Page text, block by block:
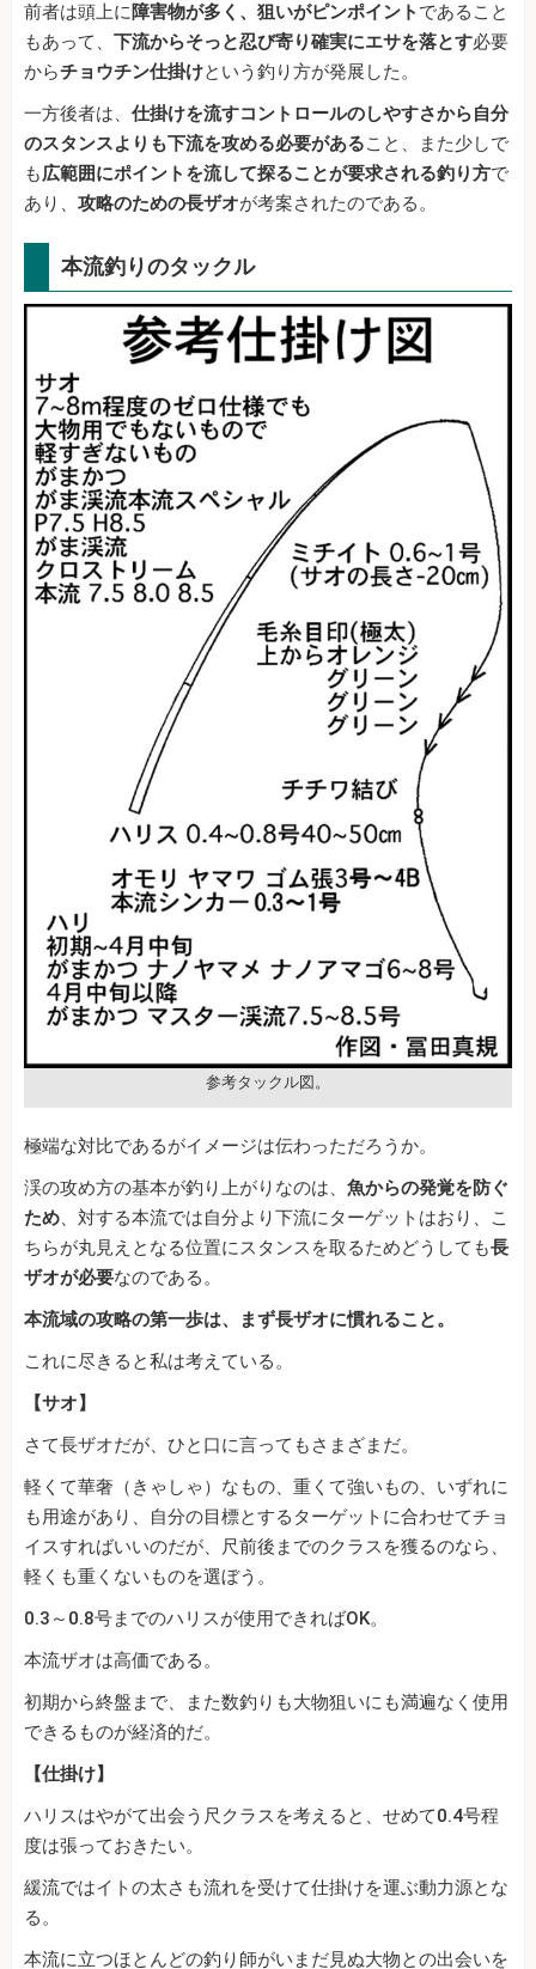
前者は頭上に障害物が多く、狙いがピンポイント であること
もあって、 下流からそっと忍び寄り確実にエサを落とす必要
からチョウチン仕掛けという釣り方が発展した。
一方後者は、 仕掛けを流すコントロールのしやすさから自分
のスタンスよりも下流を攻める必要があること、また少しで
も広範囲にポイントを流して探ることが要求される釣り方で
あり、 攻略のための長ザオが考案されたのである。
本流釣りのタックル
参考タックル図。
極端な対比であるがイメージは伝わっただろうか。
渓の攻め方の基本が釣り上がりなのは、 魚からの発覚を防ぐ
ため、対する本流では自分より下流にターゲットはおり、こ
ちらが丸見えとなる位置にスタンスを取るためどうしても長
ザオが必要なのである。
本流域の攻略の第一歩は、まず長ザオに慣れること。
これに尽きると私は考えている。
【サオ】
さて長ザオだが、ひと口に言ってもさまざまだ。
軽くて華奢（きゃしゃ）なもの、重くて強いもの、いずれに
も用途があり、自分の目標とするターゲットに合わせてチョ
イスすればいいのだが、尺前後までのクラスを獲るのなら、
軽くも重くないものを選ぼう。
0.3～0.8号までのハリスが使用できればOK。
本流ザオは高価である。
初期から終盤まで、また数釣りも大物狙いにも満遍なく使用
できるものが経済的だ。
【仕掛け】
ハリスはやがて出会う尺クラスを考えると、せめて0.4号程
度は張っておきたい。
緩流ではイトの太さも流れを受けて仕掛けを運ぶ動力源とな
る。
本流に立つほとんどの釣り師がいまだ見ぬ大物との出会いを